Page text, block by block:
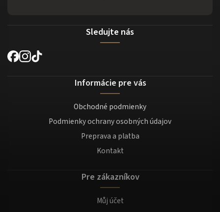
Sledujte nás
Informácie pre vás
Obchodné podmienky
Podmienky ochrany osobných údajov
Preprava a platba
Kontakt
Pre zákazníkov
Můj účet